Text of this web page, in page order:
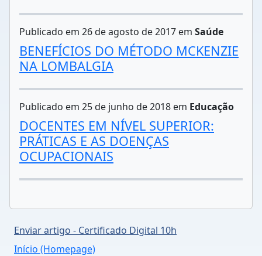
Publicado em 26 de agosto de 2017 em Saúde
BENEFÍCIOS DO MÉTODO MCKENZIE
NA LOMBALGIA
Publicado em 25 de junho de 2018 em Educação
DOCENTES EM NÍVEL SUPERIOR:
PRÁTICAS E AS DOENÇAS
OCUPACIONAIS
Enviar artigo - Certificado Digital 10h
Início (Homepage)